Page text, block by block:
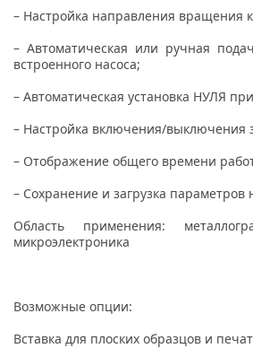
– Настройка направления вращения
– Автоматическая или ручная
встроенного насоса;
– Автоматическая установка НУЛЯ
– Настройка включения/выключения
– Отображение общего времени
– Сохранение и загрузка параметров
Область применения:
микроэлектроника
Возможные опции:
Вставка для плоских образцов и